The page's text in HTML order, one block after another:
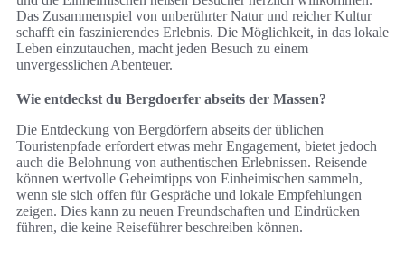
Das Zusammenspiel von unberührter Natur und reicher Kultur
schafft ein faszinierendes Erlebnis. Die Möglichkeit, in das lokale
Leben einzutauchen, macht jeden Besuch zu einem
unvergesslichen Abenteuer.
Wie entdeckst du Bergdoerfer abseits der Massen?
Die Entdeckung von Bergdörfern abseits der üblichen
Touristenpfade erfordert etwas mehr Engagement, bietet jedoch
auch die Belohnung von authentischen Erlebnissen. Reisende
können wertvolle Geheimtipps von Einheimischen sammeln,
wenn sie sich offen für Gespräche und lokale Empfehlungen
zeigen. Dies kann zu neuen Freundschaften und Eindrücken
führen, die keine Reiseführer beschreiben können.